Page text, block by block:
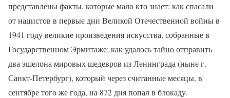
представлены факты, которые мало кто знает: как спасали
от нацистов в первые дни Великой Отечественной войны в
1941 году великие произведения искусства, собранные в
Государственном Эрмитаже; как удалось тайно отправить
два эшелона мировых шедевров из Ленинграда (ныне г.
Санкт-Петербург), который через считанные месяцы, в
сентябре того же года, на 872 дня попал в блокаду.